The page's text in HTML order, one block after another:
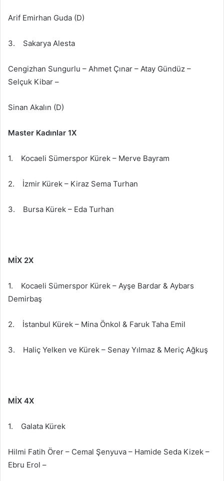
Arif Emirhan Guda (D)
3. Sakarya Alesta
Cengizhan Sungurlu – Ahmet Çınar – Atay Gündüz –
Selçuk Kibar –
Sinan Akalın (D)
Master Kadınlar 1X
1. Kocaeli Sümerspor Kürek – Merve Bayram
2. İzmir Kürek – Kiraz Sema Turhan
3. Bursa Kürek – Eda Turhan
MİX 2X
1. Kocaeli Sümerspor Kürek – Ayşe Bardar & Aybars
Demirbaş
2. İstanbul Kürek – Mina Önkol & Faruk Taha Emil
3. Haliç Yelken ve Kürek – Senay Yılmaz & Meriç Ağkuş
MİX 4X
1. Galata Kürek
Hilmi Fatih Örer – Cemal Şenyuva – Hamide Seda Kizek –
Ebru Erol –